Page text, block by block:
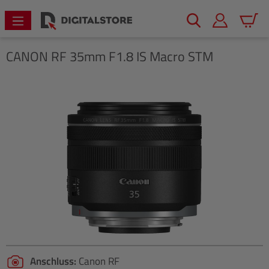
springen
CANON RF 35mm F1.8 IS Macro STM
Bildergalerie überspringen
Anschluss: Canon RF